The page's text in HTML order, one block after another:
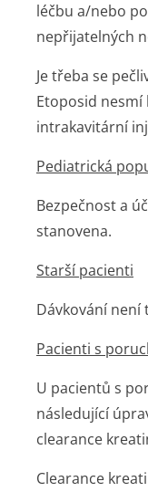
léčbu a/nebo
nepřijatelných
Je třeba se
Etoposid
intrakavitární
Pediatrická
Bezpečnost a
stanovena.
Starší pacienti
Dávkování
Pacienti s
U pacientů s
následující
clearance
Clearance